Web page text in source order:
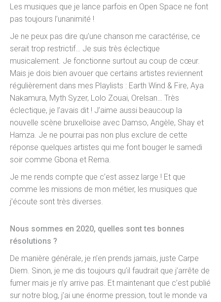
Les musiques que je lance parfois en Open Space ne font
pas toujours l’unanimité !
Je ne peux pas dire qu’une chanson me caractérise, ce
serait trop restrictif… Je suis très éclectique
musicalement. Je fonctionne surtout au coup de cœur.
Mais je dois bien avouer que certains artistes reviennent
régulièrement dans mes Playlists : Earth Wind & Fire, Aya
Nakamura, Myth Syzer, Lolo Zouai, Orelsan… Très
éclectique, je l’avais dit ! J’aime aussi beaucoup la
nouvelle scène bruxelloise avec Damso, Angèle, Shay et
Hamza. Je ne pourrai pas non plus exclure de cette
réponse quelques artistes qui me font bouger le samedi
soir comme Gbona et Rema.
Je me rends compte que c’est assez large ! Et que
comme les missions de mon métier, les musiques que
j’écoute sont très diverses.
Nous sommes en 2020, quelles sont tes bonnes
résolutions ?
De manière générale, je n’en prends jamais, juste Carpe
Diem. Sinon, je me dis toujours qu’il faudrait que j’arrête de
fumer mais je n’y arrive pas. Et maintenant que c’est publié
sur notre blog, j’ai une énorme pression, tout le monde va